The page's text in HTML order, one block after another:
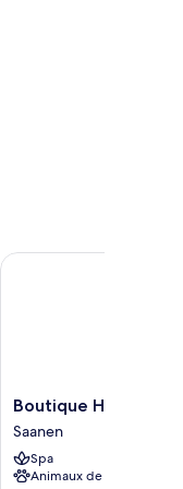
Boutique
Hotel
Alpenrose
Saanen
Boutique Hotel
Saanen
Spa
Animaux de compagnie
Boutique Hotel